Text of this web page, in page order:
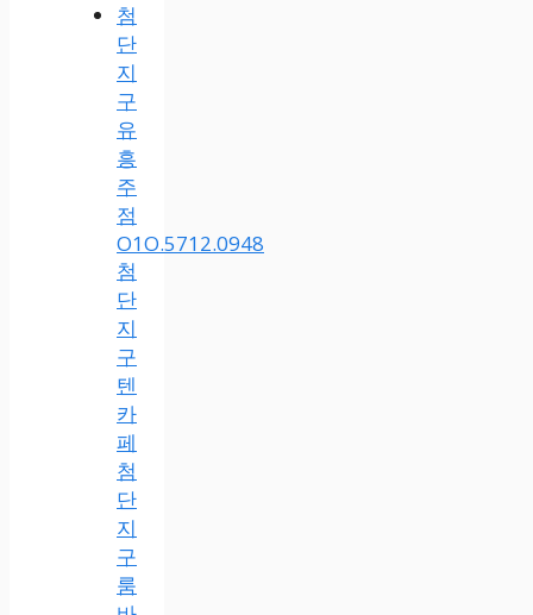
첨
단
지
구
유
흥
주
점
O1O.5712.0948
첨
단
지
구
텐
카
페
첨
단
지
구
룸